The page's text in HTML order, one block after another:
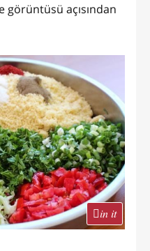
görüntüsü açısından
in it